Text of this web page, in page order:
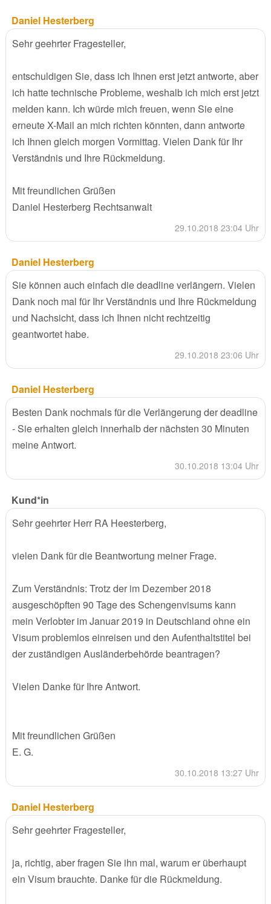
Daniel Hesterberg
Sehr geehrter Fragesteller,
entschuldigen Sie, dass ich Ihnen erst jetzt antworte, aber
ich hatte technische Probleme, weshalb ich mich erst jetzt
melden kann. Ich würde mich freuen, wenn Sie eine
erneute X-Mail an mich richten könnten, dann antworte
ich Ihnen gleich morgen Vormittag. Vielen Dank für Ihr
Verständnis und Ihre Rückmeldung.
Mit freundlichen Grüßen
Daniel Hesterberg Rechtsanwalt
29.10.2018 23:04 Uhr
Daniel Hesterberg
Sie können auch einfach die deadline verlängern. Vielen
Dank noch mal für Ihr Verständnis und Ihre Rückmeldung
und Nachsicht, dass ich Ihnen nicht rechtzeitig
geantwortet habe.
29.10.2018 23:06 Uhr
Daniel Hesterberg
Besten Dank nochmals für die Verlängerung der deadline
- Sie erhalten gleich innerhalb der nächsten 30 Minuten
meine Antwort.
30.10.2018 13:04 Uhr
Kund*in
Sehr geehrter Herr RA Heesterberg,
vielen Dank für die Beantwortung meiner Frage.
Zum Verständnis: Trotz der im Dezember 2018
ausgeschöpften 90 Tage des Schengenvisums kann
mein Verlobter im Januar 2019 in Deutschland ohne ein
Visum problemlos einreisen und den Aufenthaltstitel bei
der zuständigen Ausländerbehörde beantragen?
Vielen Danke für Ihre Antwort.
Mit freundlichen Grüßen
E. G.
30.10.2018 13:27 Uhr
Daniel Hesterberg
Sehr geehrter Fragesteller,
ja, richtig, aber fragen Sie ihn mal, warum er überhaupt
ein Visum brauchte. Danke für die Rückmeldung.